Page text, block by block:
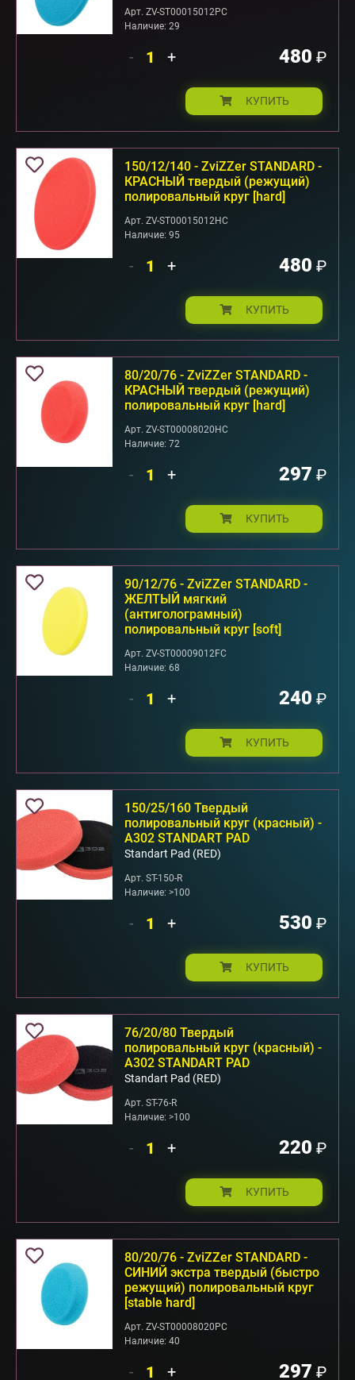
Арт. ZV-ST00015012PC
Наличие: 29
- + 480 ₽
КУПИТЬ
150/12/140 - ZviZZer STANDARD -
КРАСНЫЙ твердый (режущий)
полировальный круг [hard]
Арт. ZV-ST00015012HC
Наличие: 95
- + 480 ₽
КУПИТЬ
80/20/76 - ZviZZer STANDARD -
КРАСНЫЙ твердый (режущий)
полировальный круг [hard]
Арт. ZV-ST00008020HC
Наличие: 72
- + 297 ₽
КУПИТЬ
90/12/76 - ZviZZer STANDARD -
ЖЕЛТЫЙ мягкий
(антиголограмный)
полировальный круг [soft]
Арт. ZV-ST00009012FC
Наличие: 68
- + 240 ₽
КУПИТЬ
150/25/160 Твердый
полировальный круг (красный) -
А302 STANDART PAD
Standart Pad (RED)
Арт. ST-150-R
Наличие: >100
- + 530 ₽
КУПИТЬ
76/20/80 Твердый
полировальный круг (красный) -
А302 STANDART PAD
Standart Pad (RED)
Арт. ST-76-R
Наличие: >100
- + 220 ₽
КУПИТЬ
80/20/76 - ZviZZer STANDARD -
СИНИЙ экстра твердый (быстро
режущий) полировальный круг
[stable hard]
Арт. ZV-ST00008020PC
Наличие: 40
- + 297 ₽